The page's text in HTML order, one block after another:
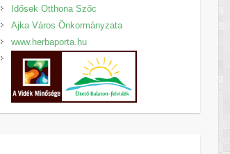
Idősek Otthona Szőc
Ajka Város Önkormányzata
www.herbaporta.hu